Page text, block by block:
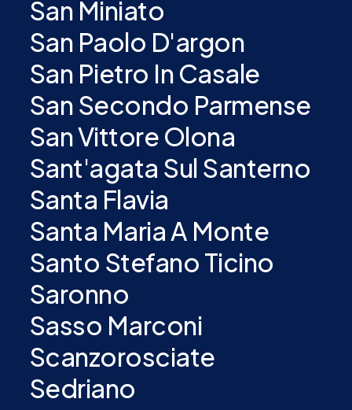
San Miniato
San Paolo D'argon
San Pietro In Casale
San Secondo Parmense
San Vittore Olona
Sant'agata Sul Santerno
Santa Flavia
Santa Maria A Monte
Santo Stefano Ticino
Saronno
Sasso Marconi
Scanzorosciate
Sedriano